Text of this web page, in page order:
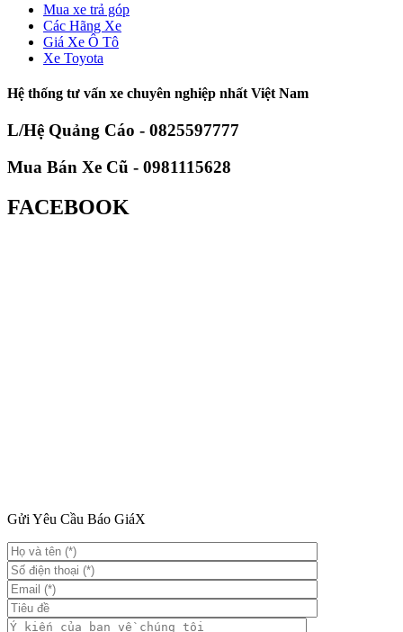
Mua xe trả góp
Các Hãng Xe
Giá Xe Ô Tô
Xe Toyota
Hệ thống tư vấn xe chuyên nghiệp nhất Việt Nam
L/Hệ Quảng Cáo - 0825597777
Mua Bán Xe Cũ - 0981115628
FACEBOOK
Gửi Yêu Cầu Báo GiáX